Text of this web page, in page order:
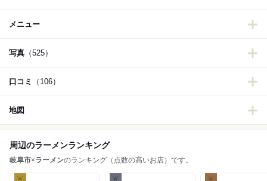
メニュー
写真 （525）
口コミ （106）
地図
周辺のラーメンランキング
岐阜市×ラーメンのランキング（点数の高いお店）です。